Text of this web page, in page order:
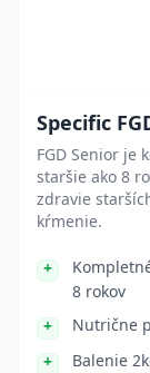
Specific
FGD Senior je
staršie ako 8
zdravie
kŕmenie.
8 rokov
Nutrične
Balenie